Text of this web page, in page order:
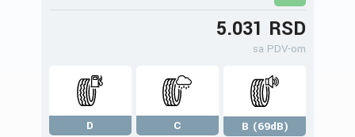
5.031 RSD
sa PDV-om
D C
B (69dB)